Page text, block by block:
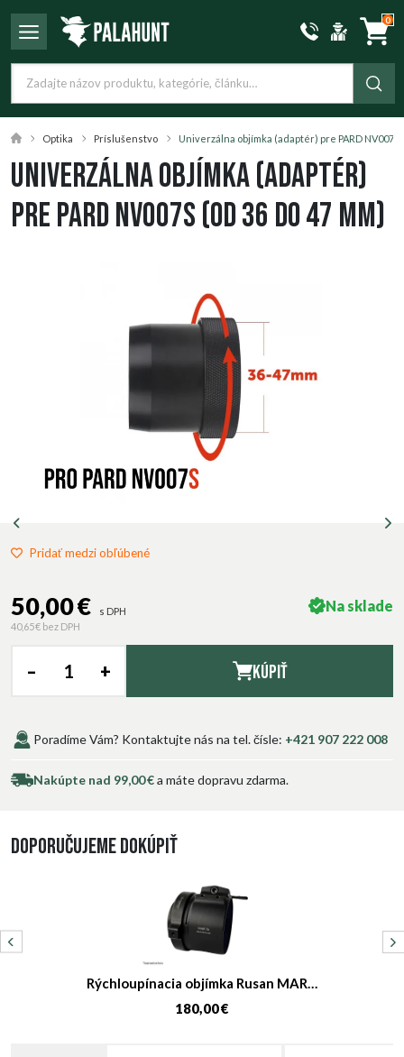
0
Optika Príslušenstvo Univerzálna objímka (adaptér) pre PARD NV007S
Univerzálna objímka (adaptér)
pre PARD NV007S (od 36 do 47 mm)
Pridať medzi obľúbené
50,00 €
s DPH
40,65 € bez DPH
Na sklade
– + Kúpiť
Poradíme Vám? Kontaktujte nás na tel. čísle: +421 907 222 008
Nakúpte nad 99,00 €a máte dopravu zdarma.
Doporučujeme dokúpiť
Rýchloupínacia objímka Rusan MAR…
180,00 €